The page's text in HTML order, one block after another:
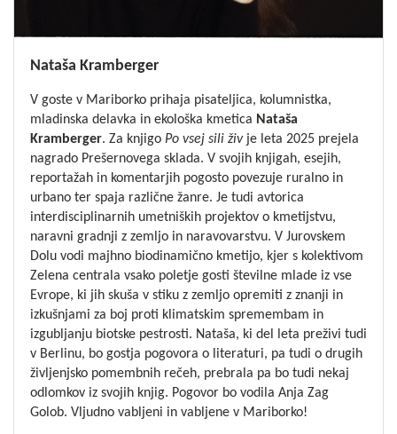
Nataša Kramberger
V goste v Mariborko prihaja pisateljica, kolumnistka,
mladinska delavka in ekološka kmetica Nataša
Kramberger. Za knjigo Po vsej sili živje leta 2025 prejela
nagrado Prešernovega sklada. V svojih knjigah, esejih,
reportažah in komentarjih pogosto povezuje ruralno in
urbano ter spaja različne žanre. Je tudi avtorica
interdisciplinarnih umetniških projektov o kmetijstvu,
naravni gradnji z zemljo in naravovarstvu. V Jurovskem
Dolu vodi majhno biodinamično kmetijo, kjer s kolektivom
Zelena centrala vsako poletje gosti številne mlade iz vse
Evrope, ki jih skuša v stiku z zemljo opremiti z znanji in
izkušnjami za boj proti klimatskim spremembam in
izgubljanju biotske pestrosti. Nataša, ki del leta preživi tudi
v Berlinu, bo gostja pogovora o literaturi, pa tudi o drugih
življenjsko pomembnih rečeh, prebrala pa bo tudi nekaj
odlomkov iz svojih knjig. Pogovor bo vodila Anja Zag
Golob. Vljudno vabljeni in vabljene v Mariborko!